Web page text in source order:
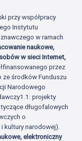
przy współpracy
Instytutu
w ramach
naukowe,
w sieci Internet,
przez
środków Funduszu
Narodowego
projekty
długofalowych
o
kultury narodowej).
elektroniczny